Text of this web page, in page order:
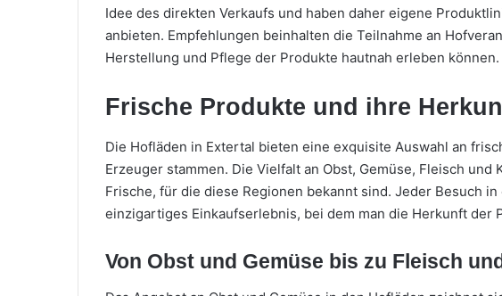
Idee des direkten Verkaufs und haben daher eigene
anbieten. Empfehlungen beinhalten die Teilnahme an
Herstellung und Pflege der Produkte hautnah erleben können.
Frische Produkte und ihre
Die Hofläden in Extertal bieten eine exquisite Auswahl an
Erzeuger stammen. Die Vielfalt an Obst, Gemüse, Fleisch und
Frische, für die diese Regionen bekannt sind. Jeder Besuch
einzigartiges Einkaufserlebnis, bei dem man die Herkunft der
Von Obst und Gemüse bis zu Fleisch